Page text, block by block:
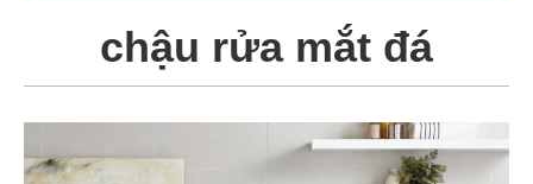
chậu rửa mắt đá